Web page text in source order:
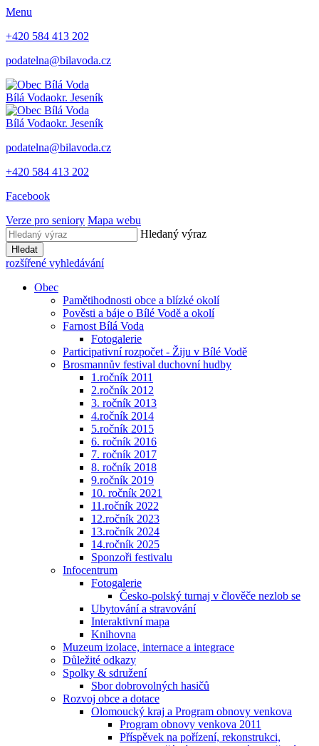
Menu
+420 584 413 202
podatelna@bilavoda.cz
Bílá Vodaokr. Jeseník
Bílá Vodaokr. Jeseník
podatelna@bilavoda.cz
+420 584 413 202
Facebook
Verze pro seniory Mapa webu
Hledaný výraz
Hledat
rozšířené vyhledávání
Obec
Pamětihodnosti obce a blízké okolí
Pověsti a báje o Bílé Vodě a okolí
Farnost Bílá Voda
Fotogalerie
Participativní rozpočet - Žiju v Bílé Vodě
Brosmannův festival duchovní hudby
1.ročník 2011
2.ročník 2012
3. ročník 2013
4.ročník 2014
5.ročník 2015
6. ročník 2016
7. ročník 2017
8. ročník 2018
9.ročník 2019
10. ročník 2021
11.ročník 2022
12.ročník 2023
13.ročník 2024
14.ročník 2025
Sponzoři festivalu
Infocentrum
Fotogalerie
Česko-polský turnaj v člověče nezlob se
Ubytování a stravování
Interaktivní mapa
Knihovna
Muzeum izolace, internace a integrace
Důležité odkazy
Spolky & sdružení
Sbor dobrovolných hasičů
Rozvoj obce a dotace
Olomoucký kraj a Program obnovy venkova
Program obnovy venkova 2011
Příspěvek na pořízení, rekonstrukci,